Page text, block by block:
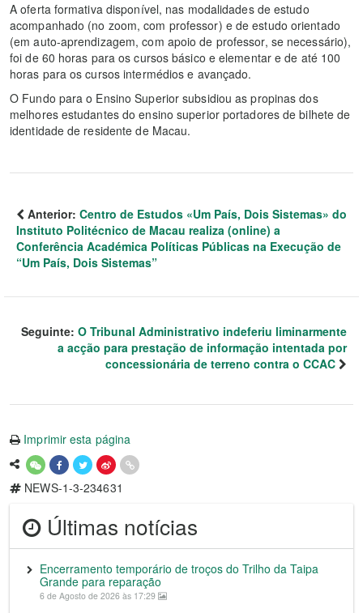
A oferta formativa disponível, nas modalidades de estudo
acompanhado (no zoom, com professor) e de estudo orientado
(em auto-aprendizagem, com apoio de professor, se necessário),
foi de 60 horas para os cursos básico e elementar e de até 100
horas para os cursos intermédios e avançado.
O Fundo para o Ensino Superior subsidiou as propinas dos
melhores estudantes do ensino superior portadores de bilhete de
identidade de residente de Macau.
Anterior: Centro de Estudos «Um País, Dois Sistemas» do
Instituto Politécnico de Macau realiza (online) a
Conferência Académica Políticas Públicas na Execução de
“Um País, Dois Sistemas”
Seguinte: O Tribunal Administrativo indeferiu liminarmente
a acção para prestação de informação intentada por
concessionária de terreno contra o CCAC
Imprimir esta página
NEWS-1-3-234631
Últimas notícias
Encerramento temporário de troços do Trilho da Taipa
Grande para reparação
6 de Agosto de 2026 às 17:29